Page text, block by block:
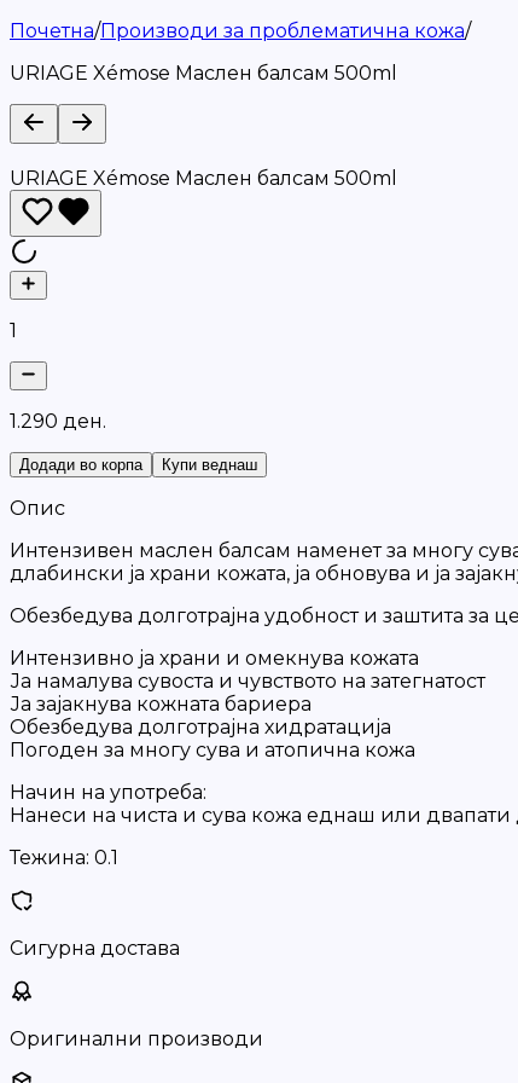
Почетна/Производи за проблематична кожа/
URIAGE Xémose Маслен балсам 500ml
URIAGE Xémose Маслен балсам 500ml
1
1.290 ден.
Додади во корпа Купи веднаш
Опис
Интензивен маслен балсам наменет за многу
длабински ја храни кожата, ја обновува и ја
Обезбедува долготрајна удобност и заштита за
Интензивно ја храни и омекнува кожата
Ја намалува сувоста и чувството на затегнатост
Ја зајакнува кожната бариера
Обезбедува долготрајна хидратација
Погоден за многу сува и атопична кожа
Начин на употреба:
Нанеси на чиста и сува кожа еднаш или
Тежина: 0.1
Сигурна достава
Оригинални производи